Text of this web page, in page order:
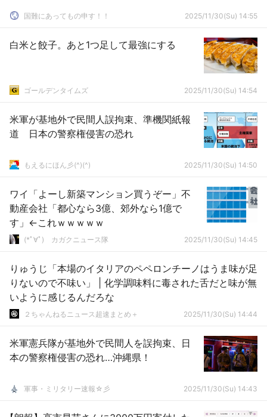
国難にあってもの申す！！ 2025/11/30(Su) 14:55
白米と餃子。あと1つ足して最強にする
ゴールデンタイムズ 2025/11/30(Su) 14:54
米軍が基地外で民間人誤拘束、準機関紙報
道 日本の警察権侵害の恐れ
もえるにほん彡(^)(^) 2025/11/30(Su) 14:50
ワイ「よーし新築マンション買うぞー」不
動産会社「都心なら3億、郊外なら1億で
す」←これｗｗｗｗｗ
(*ﾟ∀ﾟ)ゞカガクニュース隊 2025/11/30(Su) 14:45
りゅうじ「本場のイタリアのペペロンチーノはうま味が足
りないので不味い」 | 化学調味料に毒された舌だと味が無
いように感じるんだろな
２ちゃんねるニュース超速まとめ＋ 2025/11/30(Su) 14:44
米軍憲兵隊が基地外で民間人を誤拘束、日
本の警察権侵害の恐れ…沖縄県！
軍事・ミリタリー速報☆彡 2025/11/30(Su) 14:43